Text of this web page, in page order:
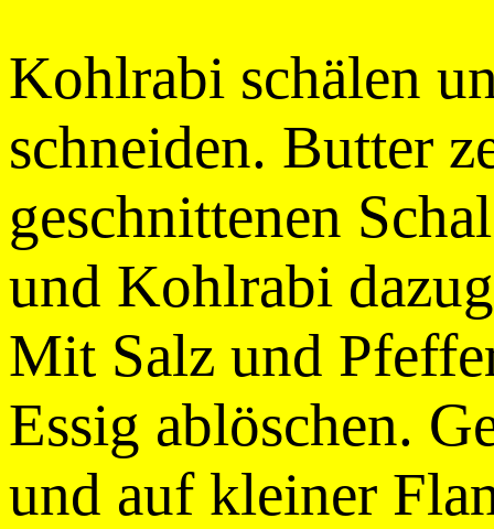
Kohlrabi schälen
schneiden. Butter
geschnittenen
und Kohlrabi
Mit Salz und
Essig ablöschen.
und auf kleiner